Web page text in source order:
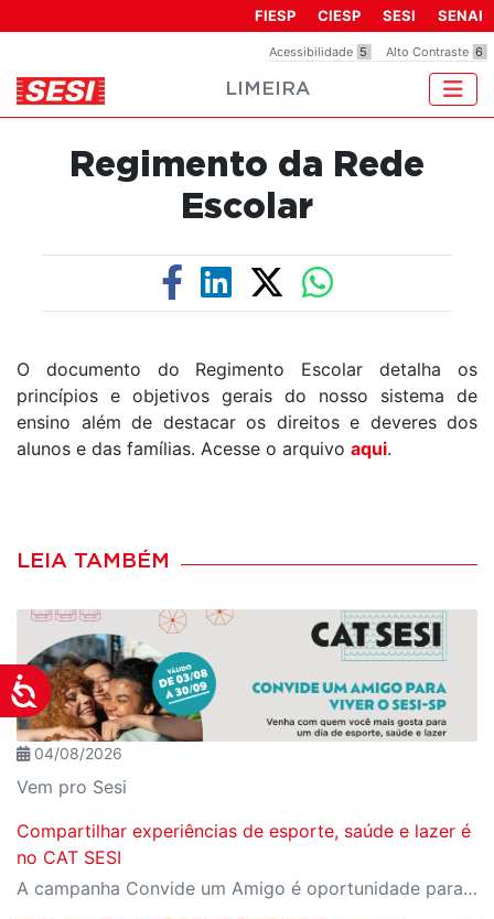
inclui
um
Acessibilidade
Acessibilidade 5 Alto Contraste 6
FIESP CIESP SESI SENAI
LIMEIRA
Regimento da Rede
Escolar
O documento do Regimento Escolar detalha os
princípios e objetivos gerais do nosso sistema de
ensino além de destacar os direitos e deveres dos
alunos e das famílias. Acesse o arquivo aqui.
LEIA TAMBÉM
04/08/2026
Vem pro Sesi
Compartilhar experiências de esporte, saúde e lazer é
no CAT SESI
A campanha Convide um Amigo é oportunidade para reunir amigos para aproveitar juntos toda estrutura da unidade SESI-SP mais próxima. Os benefícios para clientes e convidados estão no regulamento